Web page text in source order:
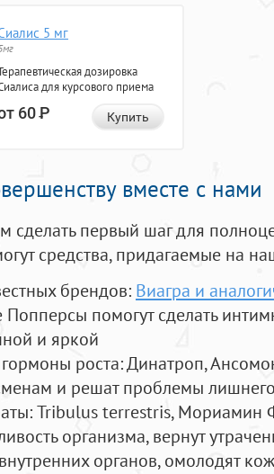
5 мг
дозировка
для курсового приема
60Р Купить
вместе с нами
сделать первый шаг для
средства, придагаемые на
брендов: Виагра и
Попперсы помогут сделать
и яркой
роста: Динатроп,
и решат проблемы
Tribulus terrestris, Мориамин
организма, вернут
органов, омолодят